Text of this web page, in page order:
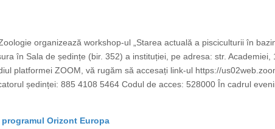
organizează workshop-ul „Starea actuală a pisciculturii în
în Sala de ședințe (bir. 352) a instituției, pe adresa: str. Academiei,
platformei ZOOM, vă rugăm să accesați link-ul https://
ședinței: 885 4108 5464 Codul de acces: 528000 În cadrul
Orizont Europa